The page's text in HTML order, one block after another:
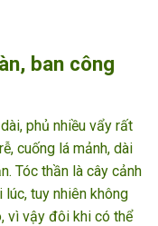
ban công
phủ nhiều vẩy rất
cuống lá mảnh, dài
Tóc thần là cây cảnh
tuy nhiên không
vì vậy đôi khi có thể